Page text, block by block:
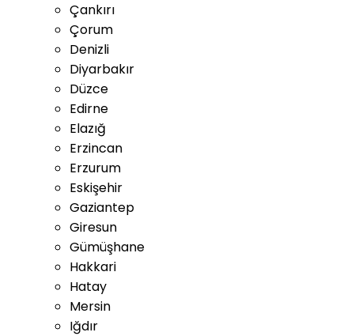
Çankırı
Çorum
Denizli
Diyarbakır
Düzce
Edirne
Elazığ
Erzincan
Erzurum
Eskişehir
Gaziantep
Giresun
Gümüşhane
Hakkari
Hatay
Mersin
Iğdır